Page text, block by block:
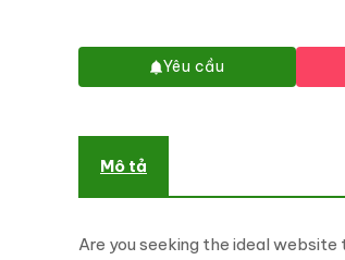
Yêu cầu
Mô tả
Are you seeking the ideal